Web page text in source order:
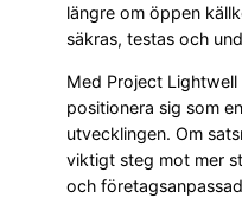
längre om öppen
säkras, testas och
Med Project
positionera sig som
utvecklingen. Om
viktigt steg mot mer
och